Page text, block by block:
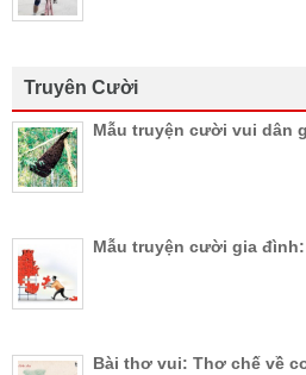
Truyên Cười
Mẫu truyện cười vui dân
Mẫu truyện cười gia
Bài thơ vui: Thơ chế về